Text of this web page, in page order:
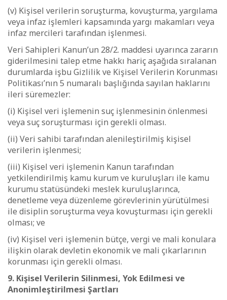
(v) Kişisel verilerin soruşturma, kovuşturma, yargılama
veya infaz işlemleri kapsamında yargı makamları veya
infaz mercileri tarafından işlenmesi.
Veri Sahipleri Kanun’un 28/2. maddesi uyarınca zararın
giderilmesini talep etme hakkı hariç aşağıda sıralanan
durumlarda işbu Gizlilik ve Kişisel Verilerin Korunması
Politikası’nın 5 numaralı başlığında sayılan haklarını
ileri süremezler:
(i) Kişisel veri işlemenin suç işlenmesinin önlenmesi
veya suç soruşturması için gerekli olması.
(ii) Veri sahibi tarafından alenileştirilmiş kişisel
verilerin işlenmesi;
(iii) Kişisel veri işlemenin Kanun tarafından
yetkilendirilmiş kamu kurum ve kuruluşları ile kamu
kurumu statüsündeki meslek kuruluşlarınca,
denetleme veya düzenleme görevlerinin yürütülmesi
ile disiplin soruşturma veya kovuşturması için gerekli
olması; ve
(iv) Kişisel veri işlemenin bütçe, vergi ve mali konulara
ilişkin olarak devletin ekonomik ve mali çıkarlarının
korunması için gerekli olması.
9. Kişisel Verilerin Silinmesi, Yok Edilmesi ve
Anonimleştirilmesi Şartları